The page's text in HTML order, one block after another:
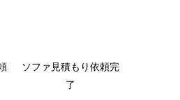
ソファ見積もり依頼完
了